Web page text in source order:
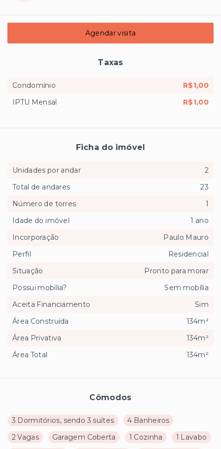
Cômodos
3 Dormitórios, sendo 3 suítes
4 Banheiros
2 Vagas
Garagem Coberta 1 Cozinha
1 Lavabo
Agendar visita
Taxas
Condomínio
R$1,00
IPTU Mensal
R$1,00
Ficha do imóvel
Unidades por andar
2
Total de andares
23
Número de torres
1
Idade do imóvel
1 ano
Incorporação
Paulo Mauro
Perfil
Residencial
Situação
Pronto para morar
Possui mobília?
Sem mobília
Aceita Financiamento
Sim
Área Construída
134m²
Área Privativa
134m²
Área Total
134m²